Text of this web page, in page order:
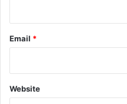
Email *
Website